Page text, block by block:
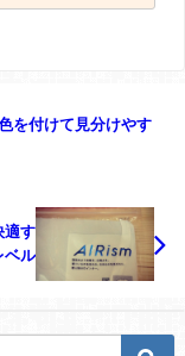
を付けて見分けやす
適す
ベル